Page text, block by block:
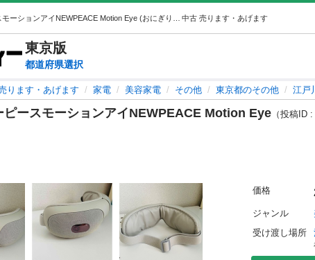
中古 売ります・あげます
東京版
都道府県選択
ります・あげます 家電 美容家電 その他 東京都のその他 江戸
ピースモーションアイNEWPEACE Motion Eye （投稿ID :
価格
ジャンル
受け渡し場所